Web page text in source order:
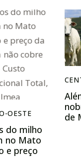
OESTE
do milho
no Mato
e preço
de